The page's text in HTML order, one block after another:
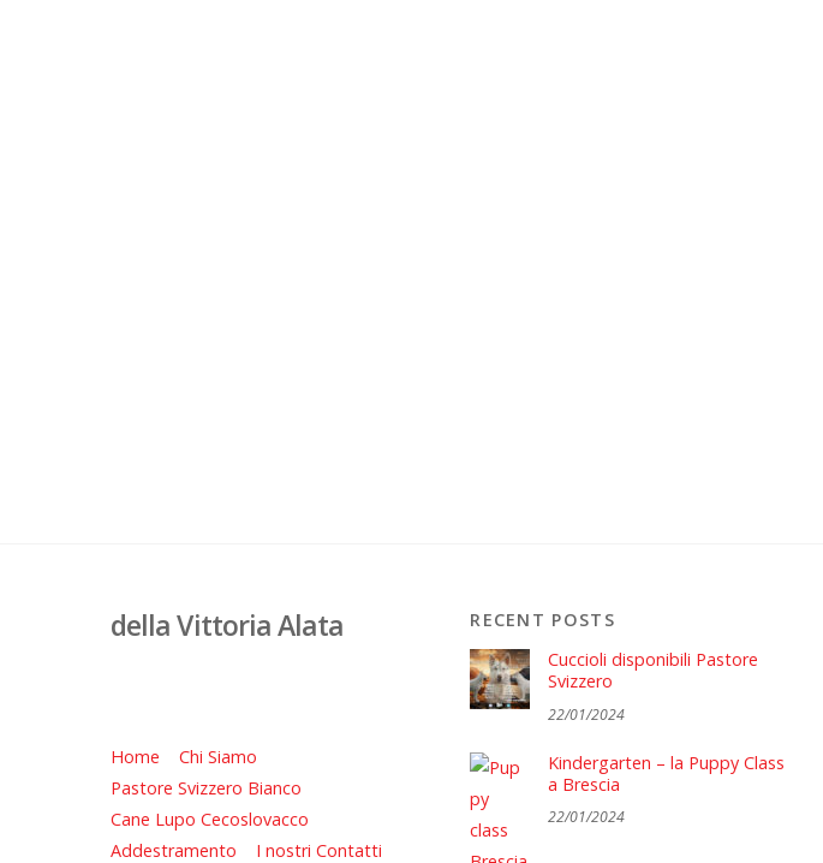
della Vittoria Alata
Home
Chi Siamo
Pastore Svizzero Bianco
Cane Lupo Cecoslovacco
Addestramento
I nostri Contatti
RECENT POSTS
Cuccioli disponibili Pastore
Svizzero
22/01/2024
Kindergarten – la Puppy Class
a Brescia
22/01/2024